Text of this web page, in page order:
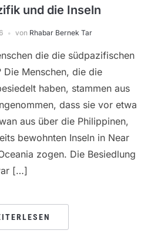
und die Inseln
von Rhabar Bernek Tar
die die südpazifischen
Die Menschen, die die
haben, stammen aus
dass sie vor etwa
aus über die Philippinen,
bewohnten Inseln in Near
zogen. Die Besiedlung
[…]